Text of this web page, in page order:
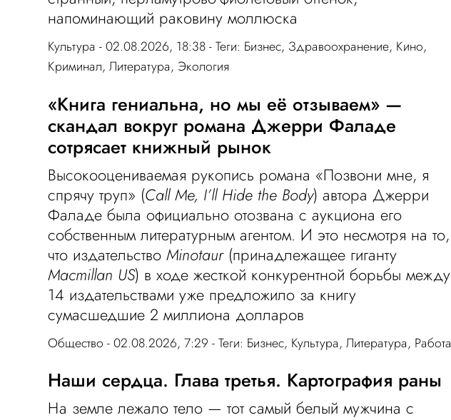
напоминающий раковину моллюска
Культура - 02.08.2026, 18:38 - Теги: Бизнес, Здравоохранение, Кино,
Криминал,Литература, Экология
«Книга гениальна, но мы её отзываем» —
скандал вокруг романа Джерри Фаладе
сотрясает книжный рынок
Высокооцениваемая рукопись романа «Позвони мне, я
спрячу труп» (Call Me, I’ll Hide the Body) автора Джерри
Фаладе была официально отозвана с аукциона его
собственным литературным агентом. И это несмотря на то,
что издательствоMinotaur(принадлежащее гиганту
Macmillan US) в ходе жесткой конкурентной борьбы между
14 издательствами уже предложило за книгу
сумасшедшие 2 миллиона долларов
Общество - 02.08.2026, 7:29 - Теги: Бизнес, Культура,Литература, Работа
Наши сердца. Глава третья. Картография раны
На земле лежало тело — тот самый белый мужчина с